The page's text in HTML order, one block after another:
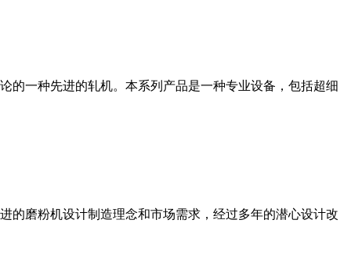
的一种先进的轧机。本系列产品是一种专业设备，包括超细
的磨粉机设计制造理念和市场需求，经过多年的潜心设计改